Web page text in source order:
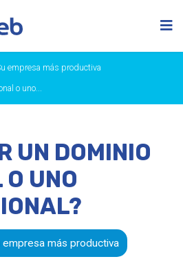
empresa más productiva
o uno...
UN DOMINIO
UNO
empresa más productiva